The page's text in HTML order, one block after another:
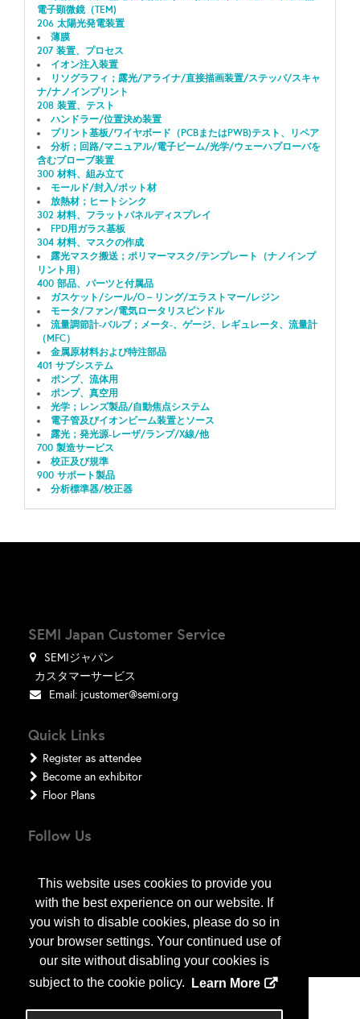
This website uses cookies to provide you
with the best experience on our website. If
you wish to disable cookies, please do so in
your browser settings. Your continued use of
our site without disabling your cookies is
subject to the cookie policy.
Learn More
電子顕微鏡（TEM)
206 太陽光発電装置
薄膜
207 装置、プロセス
イオン注入装置
リソグラフィ；露光/アライナ/直接描画装置/ステッパ/スキャ
ナ/ナノインプリント
208 装置、テスト
ハンドラー/位置決め装置
プリント基板/ワイヤボード（PCBまたはPWB)テスト、リペア
分析；回路/マニュアル/電子ビーム/光学/ウェーハプローバを
含むプローブ装置
300 材料、組み立て
モールド/封入/ポット材
放熱材；ヒートシンク
302 材料、フラットパネルディスプレイ
FPD用ガラス基板
304 材料、マスクの作成
露光マスク搬送；ポリマーマスク/テンプレート（ナノインプ
リント用）
400 部品、パーツと付属品
ガスケット/シール/O－リング/エラストマー/レジン
モータ/ファン/電気ロータリスピンドル
流量調節計-バルブ；メータ-、ゲージ、レギュレータ、流量計
（MFC）
金属原材料および特注部品
401 サブシステム
ポンプ、流体用
ポンプ、真空用
光学；レンズ製品/自動焦点システム
電子管及びイオンビーム装置とソース
露光；発光源-レーザ/ランプ/X線/他
700 製造サービス
校正及び規準
900 サポート製品
分析標準器/校正器
SEMI Japan Customer Service
SEMIジャパン
カスタマーサービス
Email: jcustomer@semi.org
Quick Links
Register as attendee
Become an exhibitor
Floor Plans
Follow Us